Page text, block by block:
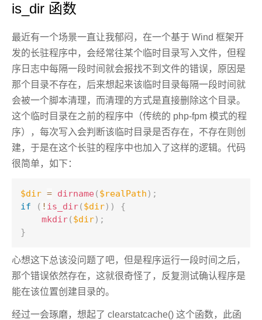
is_dir 函数
最近有一个场景一直让我郁闷，在一个基于 Wind 框架开
发的长驻程序中，会经常往某个临时目录写入文件，但程
序日志中每隔一段时间就会报找不到文件的错误，原因是
那个目录不存在，后来想起来该临时目录每隔一段时间就
会被一个脚本清理，而清理的方式是直接删除这个目录。
这个临时目录在之前的程序中（传统的 php-fpm 模式的程
序），每次写入会判断该临时目录是否存在，不存在则创
建，于是在这个长驻的程序中也加入了这样的逻辑。代码
很简单，如下：
$dir = dirname ( $realPath ) ;
if
( ! is_dir( $dir) )
{
mkdir( $dir) ;
}
心想这下总该没问题了吧，但是程序运行一段时间之后，
那个错误依然存在，这就很奇怪了，反复测试确认程序是
能在该位置创建目录的。
经过一会琢磨，想起了 clearstatcache() 这个函数，此函